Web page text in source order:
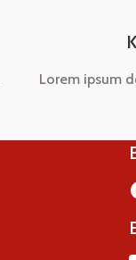
Lorem ipsum